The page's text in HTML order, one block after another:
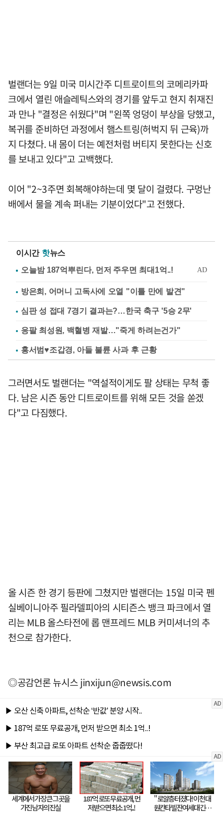
벌랜더는 9일 미국 미시간주 디트로이트의 코메리카파
크에서 열린 애슬레틱스와의 경기를 앞두고 현지 취재진
과 만나 "결정은 쉬웠다"며 "왼쪽 엉덩이 부상을 당했고,
복귀를 준비하던 과정에서 햄스트링(허벅지 뒤 근육)까
지 다쳤다. 내 몸이 더는 예전처럼 버티지 못한다는 신호
를 보내고 있다"고 고백했다.
이어 "2~3주면 회복해야하는데 몇 달이 걸렸다. 구멍난
배에서 물을 계속 퍼내는 기분이었다"고 전했다.
이시간 핫뉴스
방은희, 어머니 고독사에 오열 "이틀 만에 발견"
심판 성 접대 7경기 결과는?…한국 축구 '5승 2무'
응팔 최성원, 백혈병 재발…"죽게 하려는건가"
홍서범♥조갑경, 아들 불륜 사과 후 근황
그러면서도 벌랜더는 "역설적이게도 팔 상태는 무척 좋
다. 남은 시즌 동안 디트로이트를 위해 모든 것을 쏟겠
다"고 다짐했다.
올 시즌 한 경기 등판에 그쳤지만 벌랜더는 15일 미국 펜
실베이니아주 필라델피아의 시티즌스 뱅크 파크에서 열
리는 MLB 올스타전에 롭 맨프레드 MLB 커미셔너의 추
천으로 참가한다.
◎공감언론 뉴시스jinxijun@newsis.com